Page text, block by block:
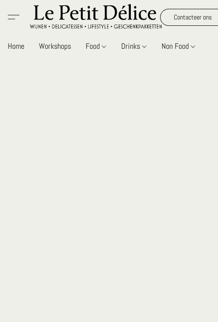
Contacteer ons
Home Workshops Food Drinks Non Food